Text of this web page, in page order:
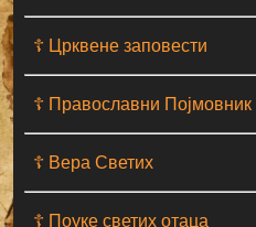
☦ Црквене заповести
☦ Православни Појмовник
☦ Вера Светих
☦ Поуке светих отаца